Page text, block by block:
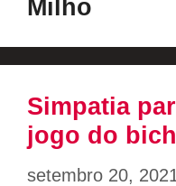
Milho
Simpatia
jogo do
setembro 20,